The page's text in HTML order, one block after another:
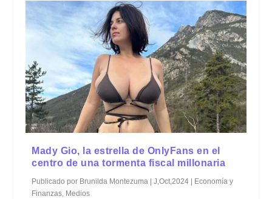
Mady Gio, la estrella de OnlyFans en el
centro de una tormenta fiscal millonaria
Publicado por Brunilda Montezuma |J,Oct,2024
Economía y
Finanzas, Medios